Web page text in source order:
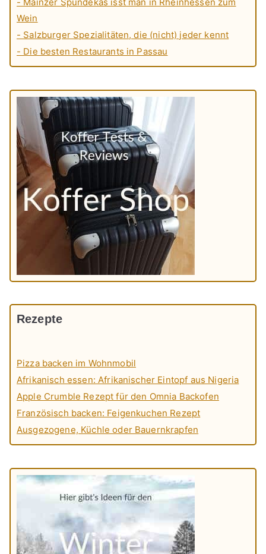
Wein
- Salzburger Spezialitäten, die (nicht) jeder kennt
- Die besten Restaurants in Passau
Rezepte
Pizza backen im Wohnmobil
Afrikanisch essen: Afrikanischer Eintopf aus Nigeria
Apple Crumble Rezept für den Omnia Backofen
Französisch backen: Feigenkuchen Rezept
Ausgezogene, Küchle oder Bauernkrapfen